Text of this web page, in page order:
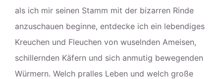
als ich mir seinen Stamm mit der bizarren Rinde
anzuschauen beginne, entdecke ich ein lebendiges
Kreuchen und Fleuchen von wuselnden Ameisen,
schillernden Käfern und sich anmutig bewegenden
Würmern. Welch pralles Leben und welch große